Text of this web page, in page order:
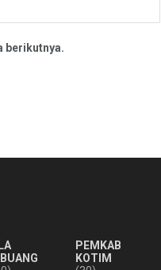
berikutnya.
PEMKAB
KOTIM